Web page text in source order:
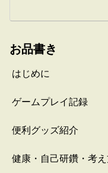
お品書き
はじめに
ゲームプレイ記録
便利グッズ紹介
健康・自己研鑽・考